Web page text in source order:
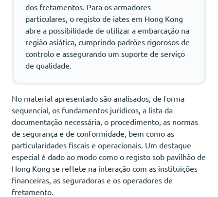
dos fretamentos. Para os armadores
particulares, o registo de iates em Hong Kong
abre a possibilidade de utilizar a embarcação na
região asiática, cumprindo padrões rigorosos de
controlo e assegurando um suporte de serviço
de qualidade.
No material apresentado são analisados, de forma
sequencial, os fundamentos jurídicos, a lista da
documentação necessária, o procedimento, as normas
de segurança e de conformidade, bem como as
particularidades fiscais e operacionais. Um destaque
especial é dado ao modo como o registo sob pavilhão de
Hong Kong se reflete na interação com as instituições
financeiras, as seguradoras e os operadores de
fretamento.